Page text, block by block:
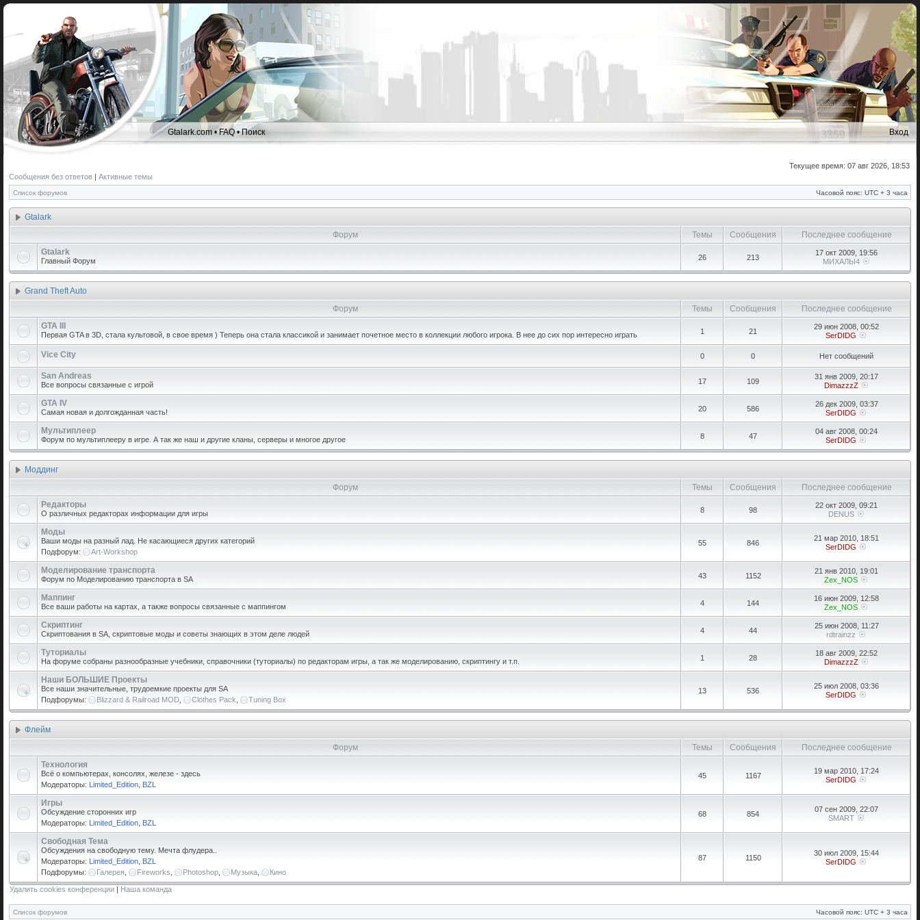
Gtalark.com •FAQ•Поиск Вход
Текущее время: 07 авг 2026, 18:53
Сообщения без ответов | Активные темы
Список форумов Часовой пояс: UTC + 3 часа
Gtalark
Форум
Темы Сообщения
Последнее сообщение
Gtalark
Главный Форум 26 213
17 окт 2009, 19:56
МИХАЛЫ4
Grand Theft Auto
Форум
Темы Сообщения
Последнее сообщение
GTA III
Первая GTA в 3D, стала культовой, в свое время ) Теперь она стала классикой и занимает почетное место в коллекции любого игрока. В нее до сих пор интересно играть 1 21
29 июн 2008, 00:52
SerDIDG
Vice City 0 0 Нет сообщений
San Andreas
Все вопросы связанные с игрой 17 109
31 янв 2009, 20:17
DimazzzZ
GTA IV
Самая новая и долгожданная часть! 20 586
26 дек 2009, 03:37
SerDIDG
Мультиплеер
Форум по мультиплееру в игре. А так же наш и другие кланы, серверы и многое другое 8 47
04 авг 2008, 00:24
SerDIDG
Моддинг
Форум
Темы Сообщения
Последнее сообщение
Редакторы
О различных редакторах информации для игры 8 98
22 окт 2009, 09:21
DENUS
Моды
Ваши моды на разный лад. Не касающиеся других категорий
Подфорум:
Art-Workshop
55 846
21 мар 2010, 18:51
SerDIDG
Моделирование транспорта
Форум по Моделированию транспорта в SA 43 1152
21 янв 2010, 19:01
Zex_NOS
Маппинг
Все ваши работы на картах, а также вопросы связанные с маппингом 4 144
16 июн 2009, 12:58
Zex_NOS
Скриптинг
Скриптования в SA, скриптовые моды и советы знающих в этом деле людей 4 44
25 июн 2008, 11:27
rdtrainzz
Туториалы
На форуме собраны разнообразные учебники, справочники (туториалы) по редакторам игры, а так же моделированию, скриптингу и т.п. 1 28
18 авг 2009, 22:52
DimazzzZ
Наши БОЛЬШИЕ Проекты
Все наши значительные, трудоемкие проекты для SA
Подфорумы:
Blizzard & Railroad MOD Clothes Pack Tuning Box
13 536
25 июл 2008, 03:36
SerDIDG
Флейм
Форум
Темы Сообщения
Последнее сообщение
Технология
Всё о компьютерах, консолях, железе - здесь
Модераторы: Limited_Edition BZL
45 1167
19 мар 2010, 17:24
SerDIDG
Игры
Обсуждение сторонних игр
Модераторы: Limited_Edition BZL
68 854
07 сен 2009, 22:07
SMART
Свободная Тема
Обсуждения на свободную тему. Мечта флудера..
Модераторы: Limited_Edition BZL
Подфорумы:
Галерея Fireworks Photoshop Музыка Кино
87 1150
30 июл 2009, 15:44
SerDIDG
Удалить cookies конференции | Наша команда
Список форумов Часовой пояс: UTC + 3 часа